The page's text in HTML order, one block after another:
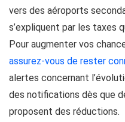
vers des aéroports
s’expliquent par les taxes
Pour augmenter vos
assurez-vous de rester
alertes concernant
des notifications dès que
proposent des réductions.